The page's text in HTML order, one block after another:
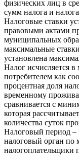
физических лиц в
сумм налога и
Налоговые ставки
правовыми актами
муниципальных
максимальные
установлена
Налог исчисляется
потребителем как
процентная доля
временному
сравнивается с
которая
количества суток
Налоговый период –
налоговый орган по
налогоплательщики